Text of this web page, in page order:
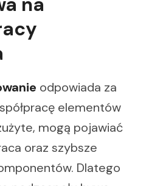
odpowiada za
elementów
mogą pojawiać
oraz szybsze
Dlatego